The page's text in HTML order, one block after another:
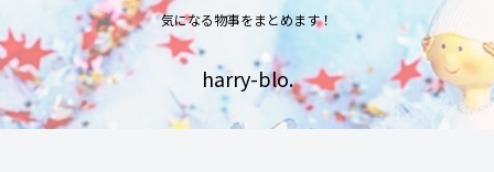
気になる物事をまとめます！
harry-blo.